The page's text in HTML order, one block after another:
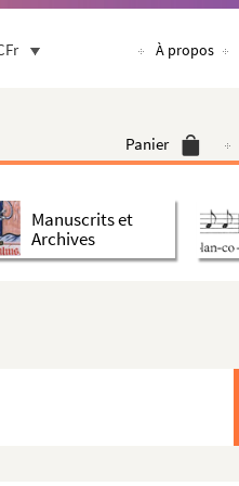
À propos
Panier
Manuscrits et
Archives